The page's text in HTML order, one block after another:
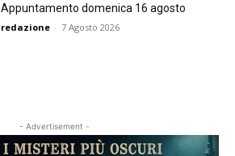
Appuntamento domenica 16 agosto
redazione - 7 Agosto 2026
- Advertisement -